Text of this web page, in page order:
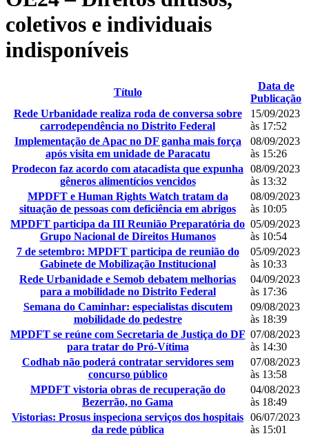
coletivos e individuais
indisponíveis
Título
Data de
Publicação
Rede Urbanidade realiza roda de conversa sobre
carrodependência no Distrito Federal
15/09/2023
às 17:52
Implementação de Apac no DF ganha mais força
após visita em unidade de Paracatu
08/09/2023
às 15:26
Prodecon faz acordo com atacadista que expunha
gêneros alimentícios vencidos
08/09/2023
às 13:32
MPDFT e Human Rights Watch tratam da
situação de pessoas com deficiência em abrigos
08/09/2023
às 10:05
MPDFT participa da III Reunião Preparatória do
Grupo Nacional de Direitos Humanos
05/09/2023
às 10:54
7 de setembro: MPDFT participa de reunião do
Gabinete de Mobilização Institucional
05/09/2023
às 10:33
Rede Urbanidade e Semob debatem melhorias
para a mobilidade no Distrito Federal
04/09/2023
às 17:36
Semana do Caminhar: especialistas discutem
mobilidade do pedestre
09/08/2023
às 18:39
MPDFT se reúne com Secretaria de Justiça do DF
para tratar do Pró-Vítima
07/08/2023
às 14:30
Codhab não poderá contratar servidores sem
concurso público
07/08/2023
às 13:58
MPDFT vistoria obras de recuperação do
Bezerrão, no Gama
04/08/2023
às 18:49
Vistorias: Prosus inspeciona serviços dos hospitais
da rede pública
06/07/2023
às 15:01